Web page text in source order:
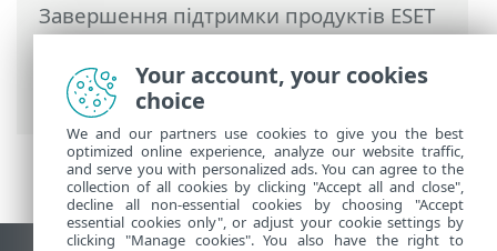
Завершення підтримки продуктів ESET
>Політика завершення підтримки для
домашнього & малого офісу>Правила
управління версіями
Your account, your cookies
choice
We and our partners use cookies to give you the best
optimized online experience, analyze our website traffic,
and serve you with personalized ads. You can agree to the
collection of all cookies by clicking "Accept all and close",
decline all non-essential cookies by choosing "Accept
essential cookies only", or adjust your cookie settings by
clicking "Manage cookies". You also have the right to